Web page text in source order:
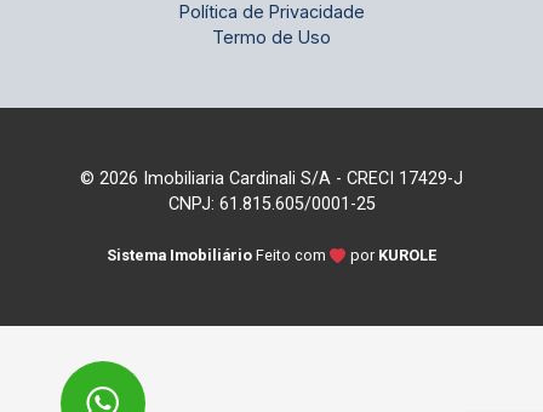
Política de Privacidade
Termo de Uso
© 2026 Imobiliaria Cardinali S/A - CRECI 17429-J
CNPJ: 61.815.605/0001-25
Sistema Imobiliário Feito com por KUROLE